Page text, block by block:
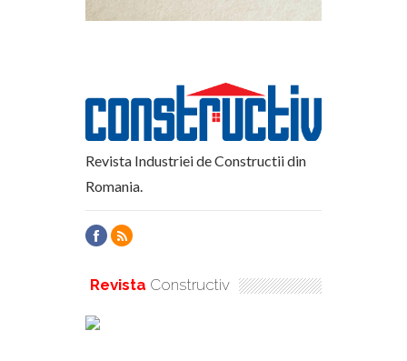
Revista Industriei de Constructii din
Romania.
Revista Constructiv